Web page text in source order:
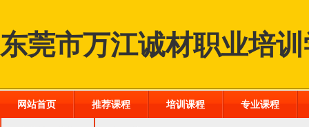
东莞市万江诚材职业培
网站首页 推荐课程 培训课程 专业课程